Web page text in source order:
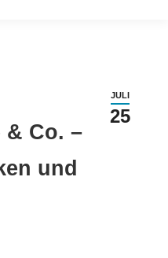
JULI
25
& Co. –
und